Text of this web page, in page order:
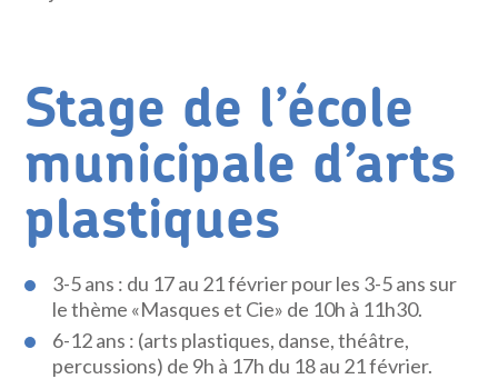
Stage de l’école
municipale d’arts
plastiques
3-5 ans : du 17 au 21 février pour les 3-5 ans sur
le thème «Masques et Cie» de 10h à 11h30.
6-12 ans : (arts plastiques, danse, théâtre,
percussions) de 9h à 17h du 18 au 21 février.